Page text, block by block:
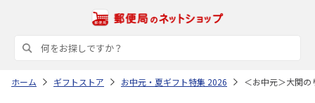
ホーム ギフトストア お中元・夏ギフト特集 2026 ＜お中元＞大関